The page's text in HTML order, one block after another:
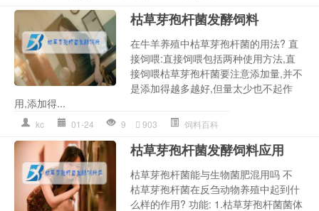
枯草芽孢杆菌发酵饲料
在牛羊养殖中枯草芽孢杆菌的用法? 直
接饲喂:直接饲喂包括两种使用方法,直
接饲喂枯草芽孢杆菌要注意添加量,并不
是添加得越多越好,但量太少也不起作
用,添加得...
kc 01-24 9 903 饲料百科
枯草芽孢杆菌发酵饲料应用
枯草芽孢杆菌能与生物菌肥混用吗 不
枯草芽孢杆菌在反刍动物养殖中起到什
么样的作用? 功能: 1.枯草芽孢杆菌菌体